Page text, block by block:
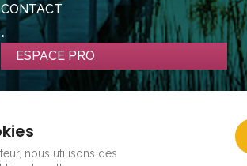
CONTACT
ESPACE PRO
nous utilisons des